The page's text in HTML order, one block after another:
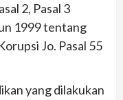
2, Pasal 3
1999 tentang
Jo. Pasal 55
yang dilakukan